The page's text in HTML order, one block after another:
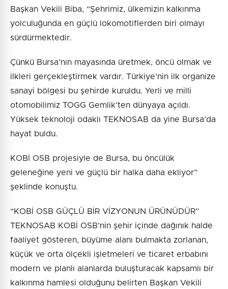
Başkan Vekili Biba, “Şehrimiz, ülkemizin kalkınma
yolculuğunda en güçlü lokomotiflerden biri olmayı
sürdürmektedir.
Çünkü Bursa’nın mayasında üretmek, öncü olmak ve
ilkleri gerçekleştirmek vardır. Türkiye’nin ilk organize
sanayi bölgesi bu şehirde kuruldu. Yerli ve milli
otomobilimiz TOGG Gemlik’ten dünyaya açıldı.
Yüksek teknoloji odaklı TEKNOSAB da yine Bursa’da
hayat buldu.
KOBİ OSB projesiyle de Bursa, bu öncülük
geleneğine yeni ve güçlü bir halka daha ekliyor”
şeklinde konuştu.
“KOBİ OSB GÜÇLÜ BİR VİZYONUN ÜRÜNÜDÜR”
TEKNOSAB KOBİ OSB’nin şehir içinde dağınık halde
faaliyet gösteren, büyüme alanı bulmakta zorlanan,
küçük ve orta ölçekli işletmeleri ve ticaret erbabını
modern ve planlı alanlarda buluşturacak kapsamlı bir
kalkınma hamlesi olduğunu belirten Başkan Vekili